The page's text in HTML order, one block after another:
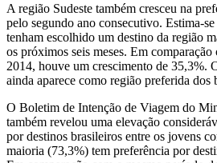
A região Sudeste também cresceu na
pelo segundo ano consecutivo. Estima-
tenham escolhido um destino da região
os próximos seis meses. Em
2014, houve um crescimento de 35,3%.
ainda aparece como região preferida dos
O Boletim de Intenção de Viagem do
também revelou uma elevação
por destinos brasileiros entre os jovens
maioria (73,3%) tem preferência por